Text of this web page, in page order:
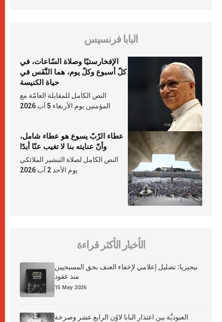
البابا فرنسيس
الإفخارستيّا وصلاة السّاعات، في
كلّ أسبوع وكلّ يوم، هما النَّفَس في
حياة الكنيسة
النص الكامل للمقابلة العامّة مع
المؤمنين يوم الأربعاء 5 آب 2026
عطاء الرّبّ يسوع هو عطاء شامل،
وأنّ عنايته بنا لا تغيب عنّا أبدًا
النص الكامل لصلاة التبشير الملائكي
يوم الأحد 2 آب 2026
الأخبار الأكثر قراءة
نيجيريا: تضليل إعلامي لإخفاء العنف بحق المسيحيين
منذ عقود
15 May 2026
العبوديَّة بين اعتذار البابا لاوُن الرابع عشر وصرخة